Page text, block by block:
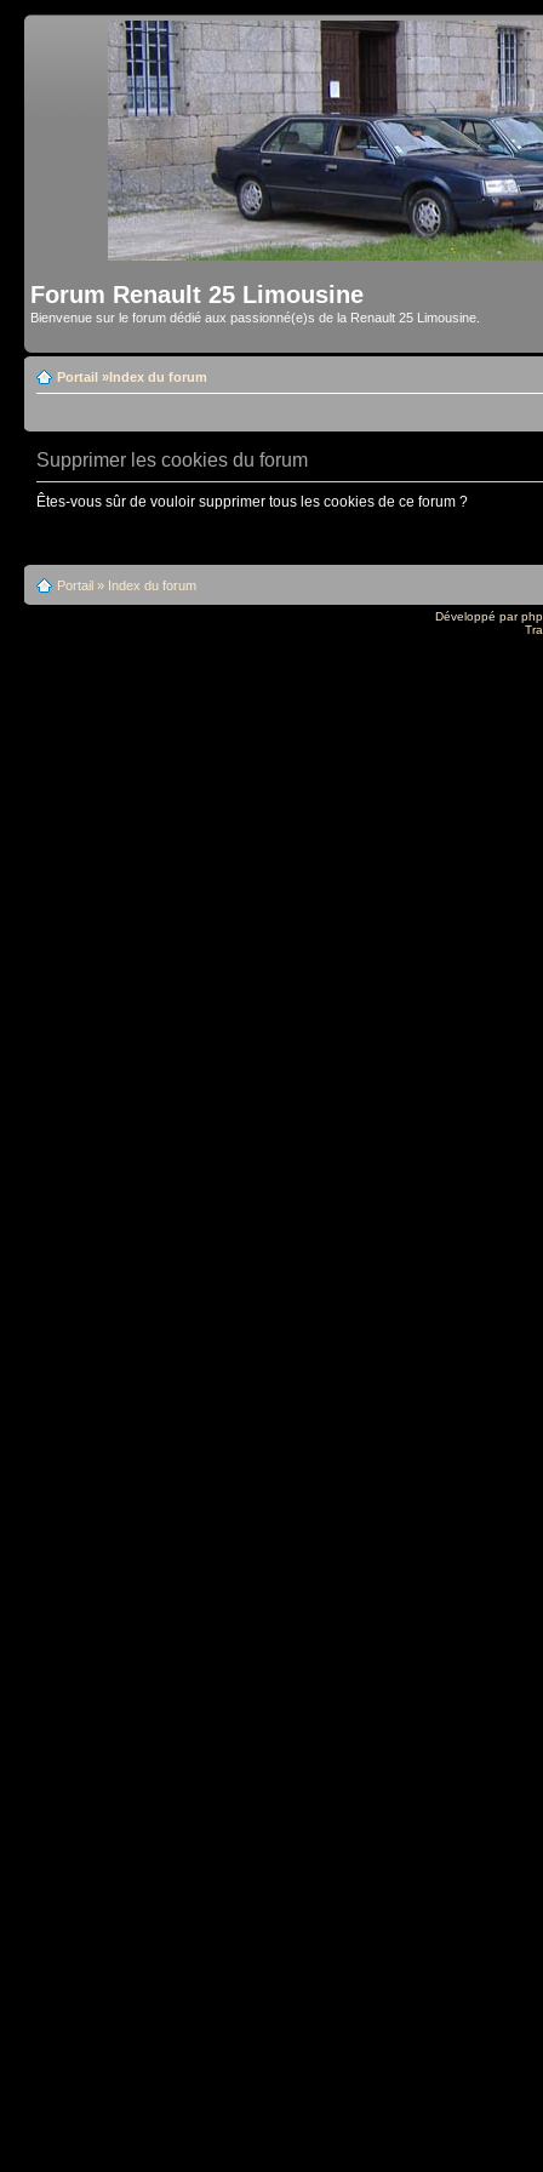
Forum Renault 25 Limousine
Bienvenue sur le forum dédié aux passionné(e)s de la Renault 25 Limousine.
Portail »Index du forum
Supprimer les cookies du forum
Êtes-vous sûr de vouloir supprimer tous les cookies de ce forum ?
Portail » Index du forum
Développé par